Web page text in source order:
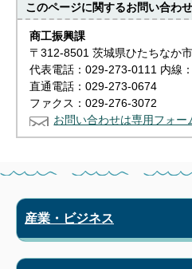
このページに関するお問い合わせ
商工振興課
〒312-8501 茨城県ひたちなか
代表電話：029-273-0111 内線
直通電話：029-273-0674
ファクス：029-276-3072
お問い合わせは専用フォー
産業・ビジネス